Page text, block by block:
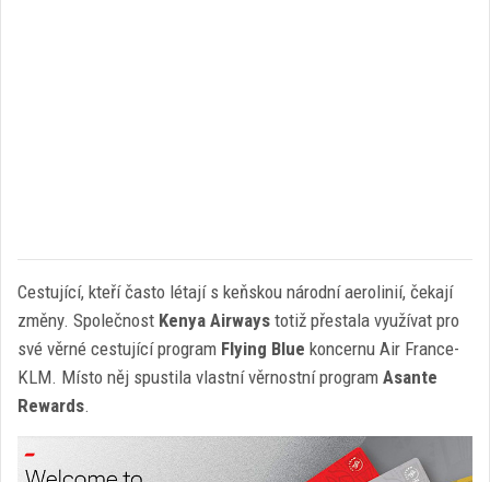
Cestující, kteří často létají s keňskou národní aerolinií, čekají
změny. Společnost Kenya Airways totiž přestala využívat pro
své věrné cestující program Flying Blue koncernu Air France-
KLM. Místo něj spustila vlastní věrnostní program Asante
Rewards.